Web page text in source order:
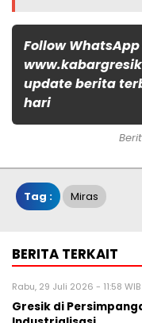
Follow
update berita
hari
Tag : Miras
BERITA TERKAIT
Rabu, 29 Juli 2026 - 11:58 WIB
Gresik di